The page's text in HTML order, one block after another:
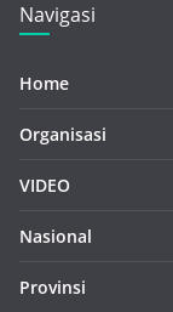
Navigasi
Home
Organisasi
VIDEO
Nasional
Provinsi